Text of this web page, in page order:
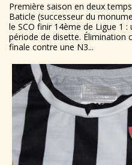
Première saison en deux
Baticle (successeur du
le SCO finir 14ème de Ligue 1
période de disette. Élimination
finale contre une N3...